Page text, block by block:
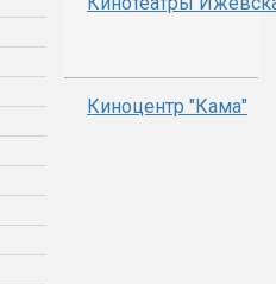
Киноцентр "Кама"